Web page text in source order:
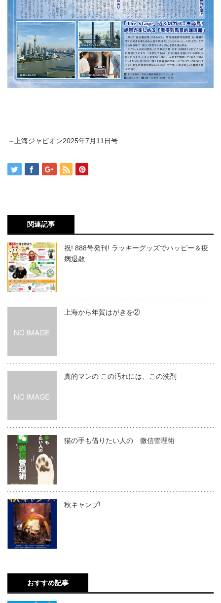
～上海ジャピオン2025年7 月 11 日号
関連記事
祝! 888号発刊! ラッキーグッズでハッピー＆疫
病退散
上海から年賀はがきを②
真的マンの この汚れには、この洗剤
猫の手も借りたい人の 微信管理術
秋キャンプ!
おすすめ記事